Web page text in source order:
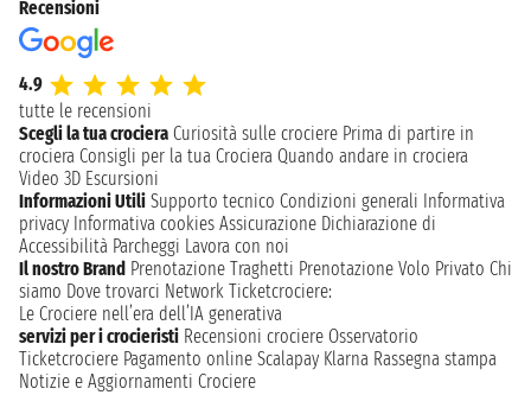
Recensioni
4.9
tutte le recensioni
Scegli la tua crociera Curiosità sulle crociere Prima di partire in
crociera Consigli per la tua Crociera Quando andare in crociera
Video 3D Escursioni
Informazioni Utili Supporto tecnico Condizioni generali Informativa
privacy Informativa cookies Assicurazione Dichiarazione di
Accessibilità Parcheggi Lavora con noi
Il nostro Brand Prenotazione Traghetti Prenotazione Volo Privato Chi
siamo Dove trovarci Network Ticketcrociere:
Le Crociere nell’era dell’IA generativa
servizi per i crocieristi Recensioni crociere Osservatorio
Ticketcrociere Pagamento online Scalapay Klarna Rassegna stampa
Notizie e Aggiornamenti Crociere